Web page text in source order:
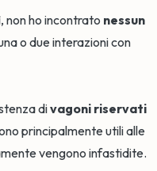
non ho incontrato nessun
o due interazioni con
divagoni riservati
principalmente utili alle
vengono infastidite.